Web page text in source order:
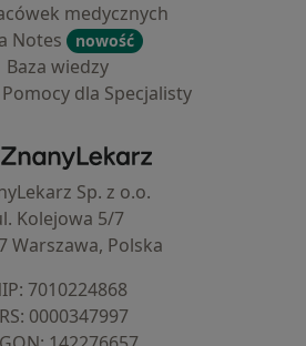
medycznych
Notes
nowość
Baza wiedzy
dla Specjalisty
ZnanyLekarz - Strona główna
Sp. z o.o.
Kolejowa 5/7
Warszawa, Polska
⁠7010224868
⁠0000347997